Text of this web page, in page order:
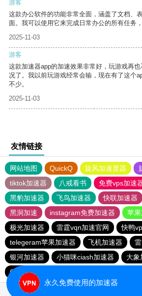
游客
这款办公软件的功能非常全面，涵盖了文档、
面。我可以使用它来完成日常办公的所有任务，
2025-11-03
游客
这款加速器app的加速效果非常好，玩游戏再
况了。我以前玩游戏经常会输，现在有了这个
不少。
2025-11-03
友情链接
网站地图 QuickQ 旋风加速度器
tiktok加速器
八戒看书
免费vps加速
黑豹加速器
飞鸟加速器 快联加速器
黑洞加速
instagram免费加速器
苹
极光加速器
雷霆vqn加速官网
快鸭
telegeram苹果加速器
飞机加速器
银河加速器
小猫咪ciash加速器
大象
6513下载站
永久免费使用的加速器